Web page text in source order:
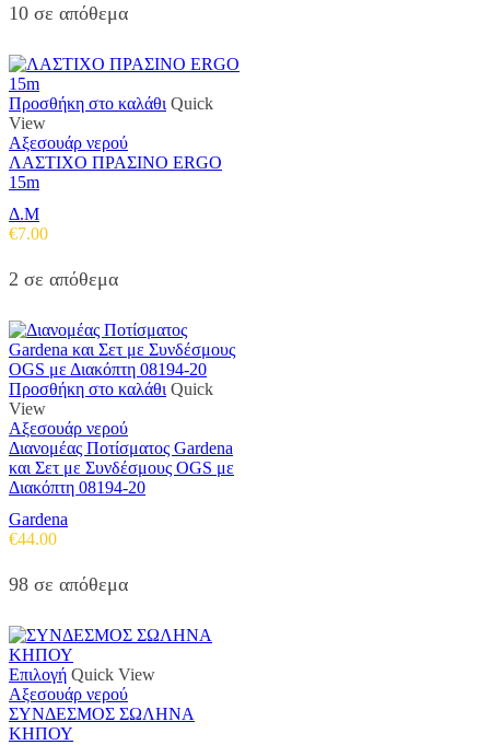
10 σε απόθεμα
Προσθήκη στο καλάθι Quick
View
Αξεσουάρ νερού
ΛΑΣΤΙΧΟ ΠΡΑΣΙΝΟ ERGO
15m
Δ.Μ
€7.00
2 σε απόθεμα
Προσθήκη στο καλάθι Quick
View
Αξεσουάρ νερού
Διανομέας Ποτίσματος Gardena
και Σετ με Συνδέσμους OGS με
Διακόπτη 08194-20
Gardena
€44.00
98 σε απόθεμα
Επιλογή Αυτό
το
προϊόν
έχει
Quick View
Αξεσουάρ νερού
ΣΥΝΔΕΣΜΟΣ ΣΩΛΗΝΑ
ΚΗΠΟΥ